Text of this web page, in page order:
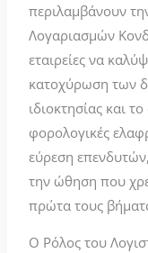
περιλαμβάνουν
Λογαριασμών
εταιρείες να
κατοχύρωση των
ιδιοκτησίας και
φορολογικές
εύρεση
την ώθηση που
πρώτα τους
Ο Ρόλος του